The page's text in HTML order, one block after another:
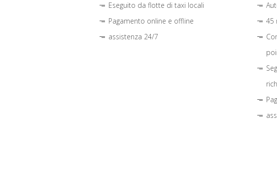
Eseguito da flotte di taxi locali
Pagamento online e offline
assistenza 24/7
45